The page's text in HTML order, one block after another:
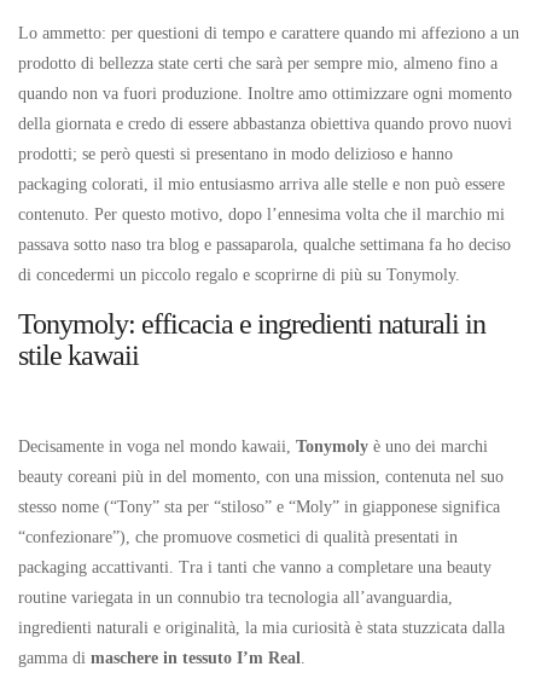
Lo ammetto: per questioni di tempo e carattere quando mi affeziono a un
prodotto di bellezza state certi che sarà per sempre mio, almeno fino a
quando non va fuori produzione. Inoltre amo ottimizzare ogni momento
della giornata e credo di essere abbastanza obiettiva quando provo nuovi
prodotti; se però questi si presentano in modo delizioso e hanno
packaging colorati, il mio entusiasmo arriva alle stelle e non può essere
contenuto. Per questo motivo, dopo l’ennesima volta che il marchio mi
passava sotto naso tra blog e passaparola, qualche settimana fa ho deciso
di concedermi un piccolo regalo e scoprirne di più su Tonymoly.
Tonymoly: efficacia e ingredienti naturali in
stile kawaii
Decisamente in voga nel mondo kawaii, Tonymoly è uno dei marchi
beauty coreani più in del momento, con una mission, contenuta nel suo
stesso nome (“Tony” sta per “stiloso” e “Moly” in giapponese significa
“confezionare”), che promuove cosmetici di qualità presentati in
packaging accattivanti. Tra i tanti che vanno a completare una beauty
routine variegata in un connubio tra tecnologia all’avanguardia,
ingredienti naturali e originalità, la mia curiosità è stata stuzzicata dalla
gamma di maschere in tessuto I’m Real